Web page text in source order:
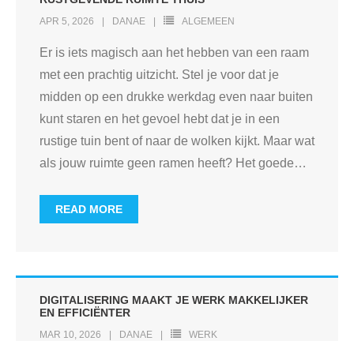
APR 5, 2026 DANAE ALGEMEEN
Er is iets magisch aan het hebben van een raam
met een prachtig uitzicht. Stel je voor dat je
midden op een drukke werkdag even naar buiten
kunt staren en het gevoel hebt dat je in een
rustige tuin bent of naar de wolken kijkt. Maar wat
als jouw ruimte geen ramen heeft? Het goede…
READ MORE
DIGITALISERING MAAKT JE WERK MAKKELIJKER
EN EFFICIËNTER
MAR 10, 2026 DANAE WERK